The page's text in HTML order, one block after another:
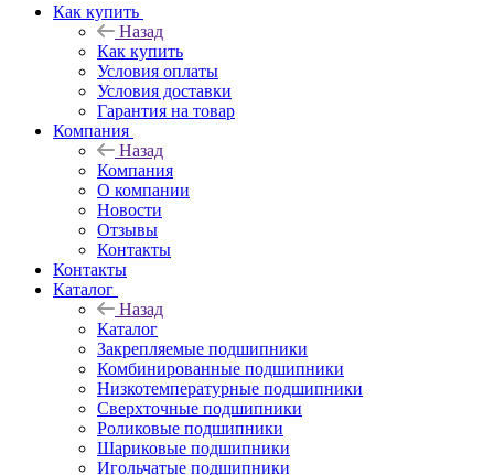
Как купить
Назад
Как купить
Условия оплаты
Условия доставки
Гарантия на товар
Компания
Назад
Компания
О компании
Новости
Отзывы
Контакты
Контакты
Каталог
Назад
Каталог
Закрепляемые подшипники
Комбинированные подшипники
Низкотемпературные подшипники
Сверхточные подшипники
Роликовые подшипники
Шариковые подшипники
Игольчатые подшипники